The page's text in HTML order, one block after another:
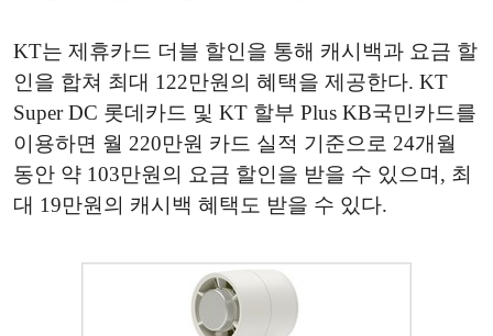
KT는 제휴카드 더블 할인을 통해 캐시백과 요금 할
인을 합쳐 최대 122만원의 혜택을 제공한다. KT
Super DC 롯데카드 및 KT 할부 Plus KB국민카드를
이용하면 월 220만원 카드 실적 기준으로 24개월
동안 약 103만원의 요금 할인을 받을 수 있으며, 최
대 19만원의 캐시백 혜택도 받을 수 있다.